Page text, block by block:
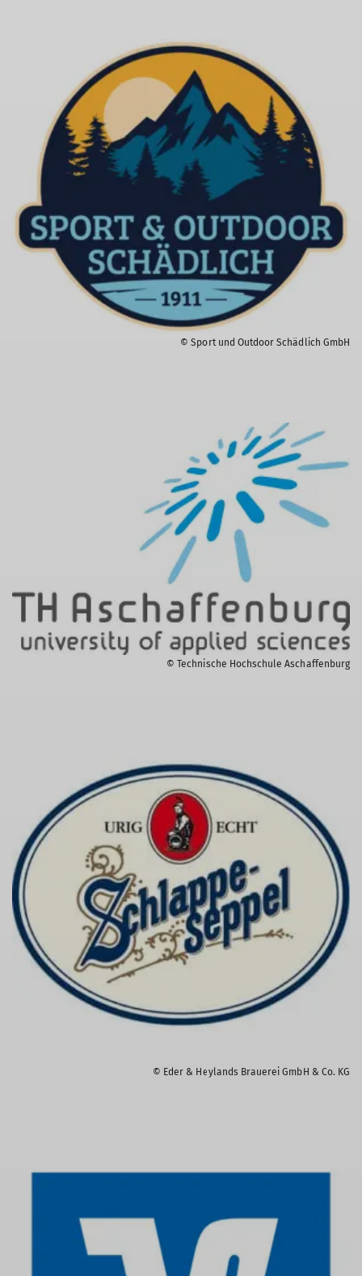
© Sport und Outdoor Schädlich GmbH
© Technische Hochschule Aschaffenburg
© Eder & Heylands Brauerei GmbH & Co. KG